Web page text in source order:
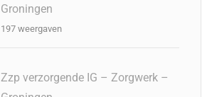
Groningen
197 weergaven
Zzp verzorgende IG – Zorgwerk –